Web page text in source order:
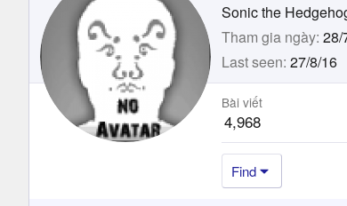
Sonic the
Tham gia ngày 28/
Last seen 27/8/16
Bài viết
4,968
Find